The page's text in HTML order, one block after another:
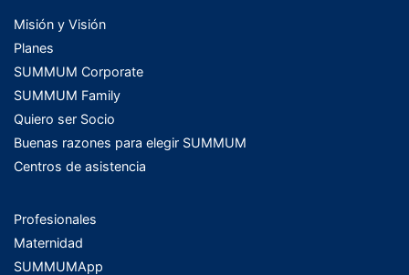
Misión y Visión
Planes
SUMMUM Corporate
SUMMUM Family
Quiero ser Socio
Buenas razones para elegir SUMMUM
Centros de asistencia
Profesionales
Maternidad
SUMMUMApp